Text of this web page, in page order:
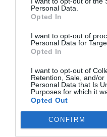
Personal Data.
Opted In
I want to opt-out of
Personal Data for
Opted In
I want to opt-out of
Retention, Sale, and/or
Personal Data that Is
Purposes for which it
Opted Out
CONFIRM
restauranghögskolan i
delar jag med mig av
har jag provlagat,
kunna laga dem med
Tillbehör och